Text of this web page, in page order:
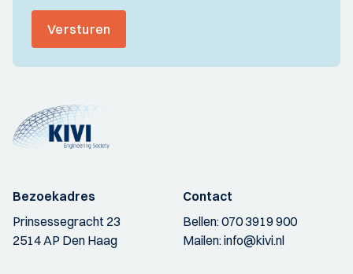
Versturen
Bezoekadres
Prinsessegracht 23
2514 AP Den Haag
Contact
Bellen:070 3919 900
Mailen:info@kivi.nl